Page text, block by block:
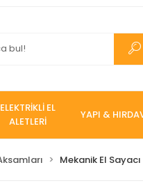
ELEKTRİKLİ EL
ALETLERİ
YAPI &
Mekanik El Sayacı